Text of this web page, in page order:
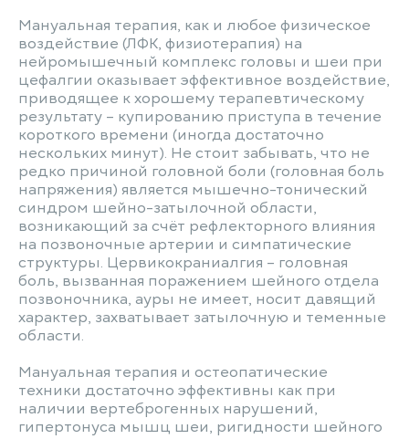
Мануальная терапия, как и любое физическое
воздействие (ЛФК, физиотерапия) на
нейромышечный комплекс головы и шеи при
цефалгии оказывает эффективное воздействие,
приводящее к хорошему терапевтическому
результату – купированию приступа в течение
короткого времени (иногда достаточно
нескольких минут). Не стоит забывать, что не
редко причиной головной боли (головная боль
напряжения) является мышечно-тонический
синдром шейно-затылочной области,
возникающий за счёт рефлекторного влияния
на позвоночные артерии и симпатические
структуры. Цервикокраниалгия – головная
боль, вызванная поражением шейного отдела
позвоночника, ауры не имеет, носит давящий
характер, захватывает затылочную и теменные
области.
Мануальная терапия и остеопатические
техники достаточно эффективны как при
наличии вертеброгенных нарушений,
гипертонуса мышц шеи, ригидности шейного